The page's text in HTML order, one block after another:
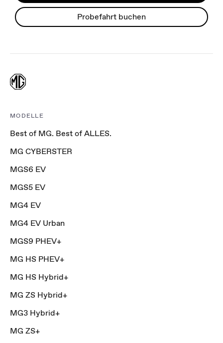
Probefahrt buchen
MODELLE
Best of MG. Best of ALLES.
MG CYBERSTER
MGS6 EV
MGS5 EV
MG4 EV
MG4 EV Urban
MGS9 PHEV+
MG HS PHEV+
MG HS Hybrid+
MG ZS Hybrid+
MG3 Hybrid+
MG ZS+